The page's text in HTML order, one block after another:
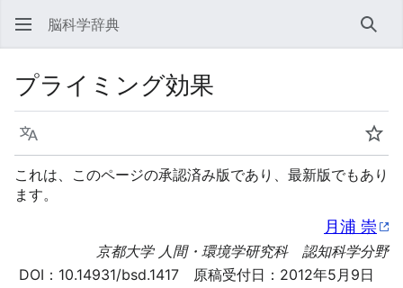
脳科学辞典 検索
プライミング効果
言語
ウ
これは、このページの承認済み版であり、最新版でもあり
ます。
月浦 崇
京都大学 人間・環境学研究科 認知科学分野
DOI： 10.14931/bsd.1417 原稿受付日：2012年5月9日